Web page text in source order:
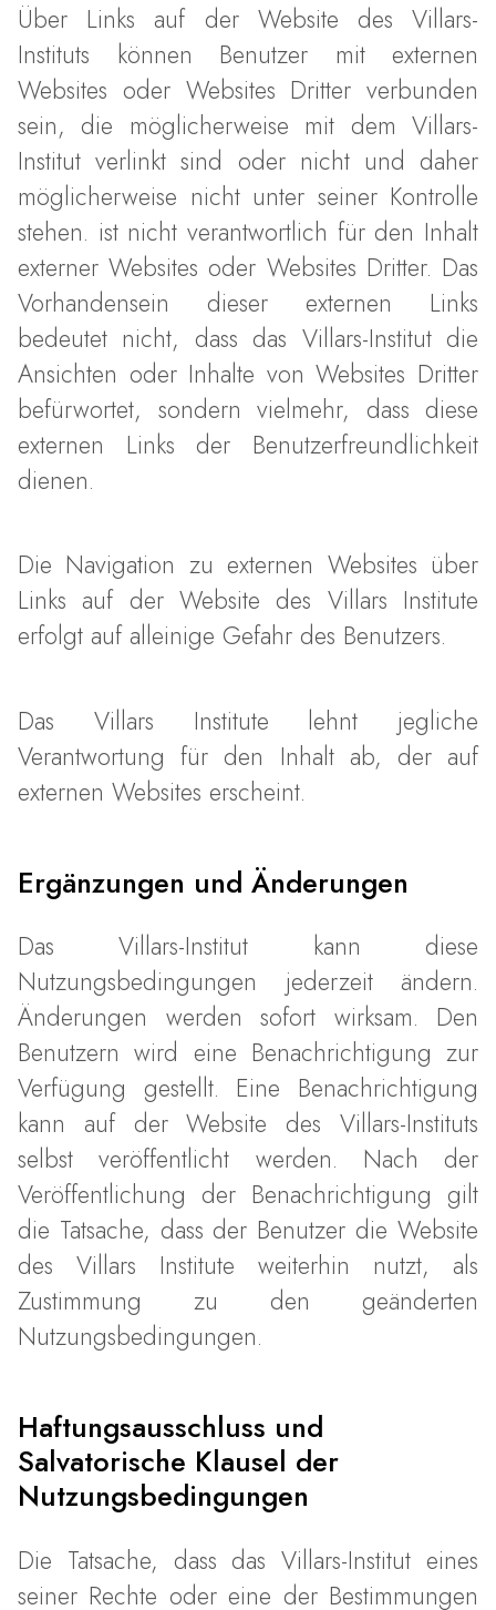
Über Links auf der Website des Villars-
Instituts können Benutzer mit externen
Websites oder Websites Dritter verbunden
sein, die möglicherweise mit dem Villars-
Institut verlinkt sind oder nicht und daher
möglicherweise nicht unter seiner Kontrolle
stehen. ist nicht verantwortlich für den Inhalt
externer Websites oder Websites Dritter. Das
Vorhandensein dieser externen Links
bedeutet nicht, dass das Villars-Institut die
Ansichten oder Inhalte von Websites Dritter
befürwortet, sondern vielmehr, dass diese
externen Links der Benutzerfreundlichkeit
dienen.
Die Navigation zu externen Websites über
Links auf der Website des Villars Institute
erfolgt auf alleinige Gefahr des Benutzers.
Das Villars Institute lehnt jegliche
Verantwortung für den Inhalt ab, der auf
externen Websites erscheint.
Ergänzungen und Änderungen
Das Villars-Institut kann diese
Nutzungsbedingungen jederzeit ändern.
Änderungen werden sofort wirksam. Den
Benutzern wird eine Benachrichtigung zur
Verfügung gestellt. Eine Benachrichtigung
kann auf der Website des Villars-Instituts
selbst veröffentlicht werden. Nach der
Veröffentlichung der Benachrichtigung gilt
die Tatsache, dass der Benutzer die Website
des Villars Institute weiterhin nutzt, als
Zustimmung zu den geänderten
Nutzungsbedingungen.
Haftungsausschluss und
Salvatorische Klausel der
Nutzungsbedingungen
Die Tatsache, dass das Villars-Institut eines
seiner Rechte oder eine der Bestimmungen